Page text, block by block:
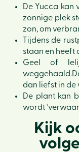
De Yucca
zonnige plek
zon, om
Tijdens de
staan en heeft
Geel of
dan liefst in de
De plant kan
wordt
Kijk